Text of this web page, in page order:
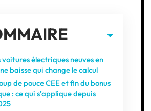
voitures électriques neuves en
baisse qui change le calcul
de pouce CEE et fin du bonus
: ce qui s’applique depuis